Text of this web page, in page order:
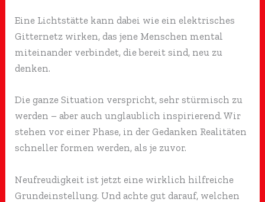
Eine Lichtstätte kann dabei wie ein elektrisches
Gitternetz wirken, das jene Menschen mental
miteinander verbindet, die bereit sind, neu zu
denken.
Die ganze Situation verspricht, sehr stürmisch zu
werden – aber auch unglaublich inspirierend. Wir
stehen vor einer Phase, in der Gedanken Realitäten
schneller formen werden, als je zuvor.
Neufreudigkeit ist jetzt eine wirklich hilfreiche
Grundeinstellung. Und achte gut darauf, welchen